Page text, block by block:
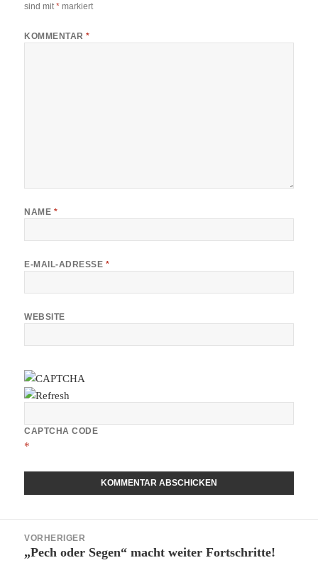
sind mit* markiert
KOMMENTAR*
NAME *
E-MAIL-ADRESSE *
WEBSITE
CAPTCHA CODE
*
VORHERIGER
Vorheriger
„Pech oder Segen“ macht weiter Fortschritte!